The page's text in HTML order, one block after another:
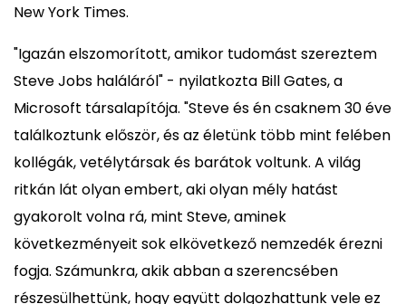
New York Times.
"Igazán elszomorított, amikor tudomást szereztem
Steve Jobs haláláról" - nyilatkozta Bill Gates, a
Microsoft társalapítója. "Steve és én csaknem 30 éve
találkoztunk először, és az életünk több mint felében
kollégák, vetélytársak és barátok voltunk. A világ
ritkán lát olyan embert, aki olyan mély hatást
gyakorolt volna rá, mint Steve, aminek
következményeit sok elkövetkező nemzedék érezni
fogja. Számunkra, akik abban a szerencsében
részesülhettünk, hogy együtt dolgozhattunk vele ez